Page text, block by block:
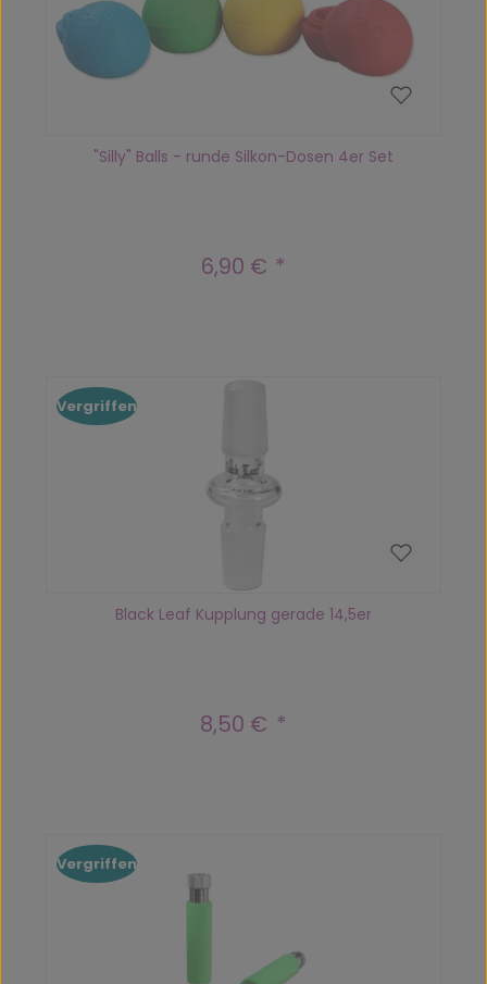
"Silly" Balls - runde Silkon-Dosen 4er Set
Regulärer Preis:
6,90 €
Vergriffen
Black Leaf Kupplung gerade 14,5er
Regulärer Preis:
8,50 €
Vergriffen